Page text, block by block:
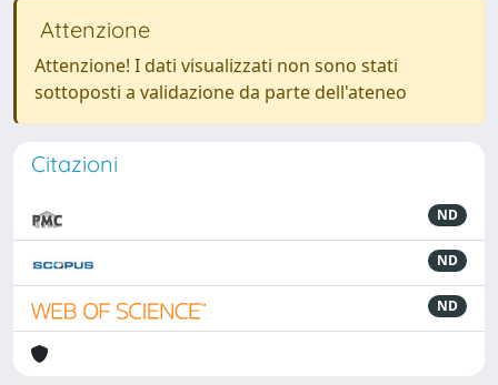
Attenzione
Attenzione! I dati visualizzati non sono stati
sottoposti a validazione da parte dell'ateneo
Citazioni
ND
ND
ND